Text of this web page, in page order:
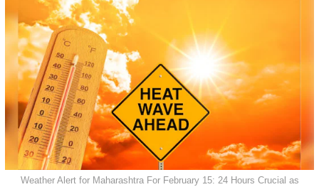
Weather Alert for Maharashtra For February 15: 24 Hours Crucial as